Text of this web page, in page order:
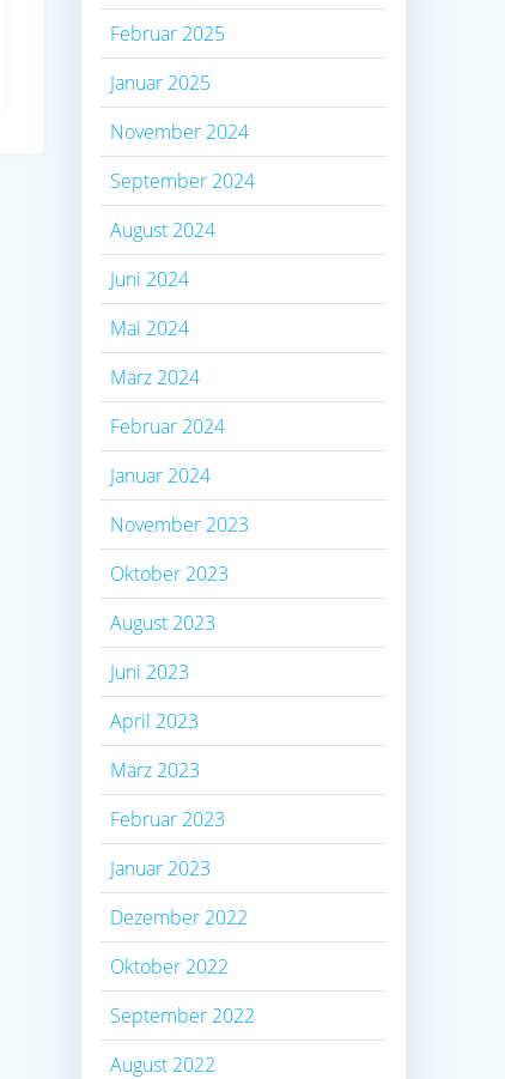
Februar 2025
Januar 2025
November 2024
September 2024
August 2024
Juni 2024
Mai 2024
März 2024
Februar 2024
Januar 2024
November 2023
Oktober 2023
August 2023
Juni 2023
April 2023
März 2023
Februar 2023
Januar 2023
Dezember 2022
Oktober 2022
September 2022
August 2022